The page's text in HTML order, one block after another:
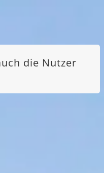
die Nutzer